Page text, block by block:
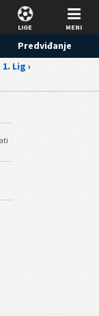
LIGE MENI
Predviđanje
1. Lig ›